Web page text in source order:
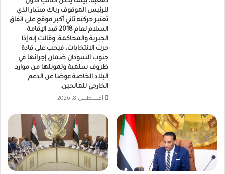
صعبة، بينما يظل النائب الأول
للرئيس الموقوف رياك مشار الذي
تعتبر حركته ثاني أكبر موقع على اتفاق
السلام لعام 2018 قيد الإقامة
الجبرية والمحاكمة. وقالت إنه إذا
جرت الانتخابات، فيجب على قادة
جنوب السودان ضمان إجرائها في
ظروف سلمية وتمويلها من موارد
البلاد الخاصة عوضا عن الدعم
الخارجي للمانحين.
أغسطس 8, 2026